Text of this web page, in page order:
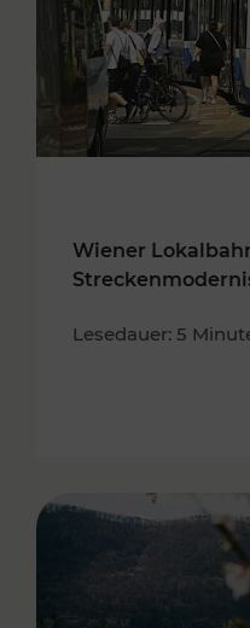
Wiener
Lesedauer: 5